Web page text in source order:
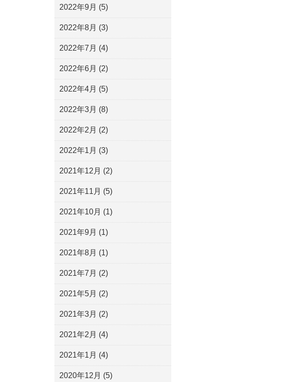
2022年9月 (5)
2022年8月 (3)
2022年7月 (4)
2022年6月 (2)
2022年4月 (5)
2022年3月 (8)
2022年2月 (2)
2022年1月 (3)
2021年12月 (2)
2021年11月 (5)
2021年10月 (1)
2021年9月 (1)
2021年8月 (1)
2021年7月 (2)
2021年5月 (2)
2021年3月 (2)
2021年2月 (4)
2021年1月 (4)
2020年12月 (5)